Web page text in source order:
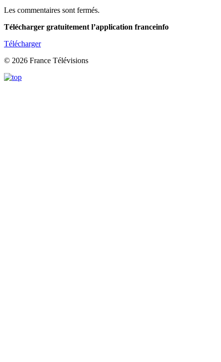
Les commentaires sont fermés.
Télécharger gratuitement l’application franceinfo
Télécharger
© 2026 France Télévisions